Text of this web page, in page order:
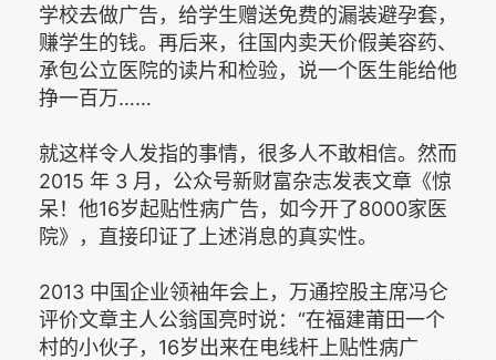
学校去做广告，给学生赠送免费的漏装避孕套，
赚学生的钱。再后来，往国内卖天价假美容药、
承包公立医院的读片和检验，说一个医生能给他
挣一百万……
就这样令人发指的事情，很多人不敢相信。然而
2015 年 3 月，公众号新财富杂志发表文章《惊
呆！他16岁起贴性病广告，如今开了8000家医
院》，直接印证了上述消息的真实性。
2013 中国企业领袖年会上，万通控股主席冯仑
评价文章主人公翁国亮时说：“在福建莆田一个
村的小伙子，16岁出来在电线杆上贴性病广